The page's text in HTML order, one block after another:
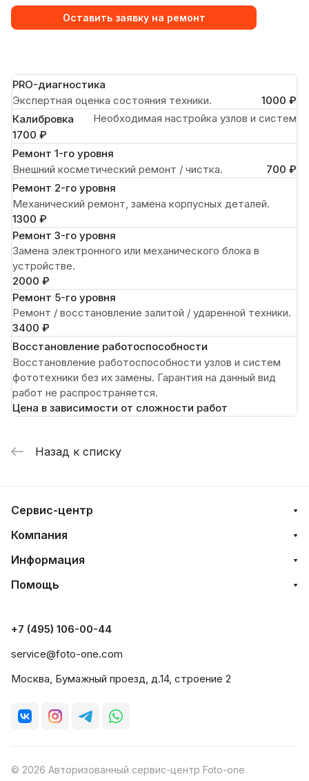
Оставить заявку на ремонт
PRO-диагностика
Экспертная оценка состояния техники.
1000 ₽
Калибровка
Необходимая настройка узлов и систем
1700 ₽
Ремонт 1-го уровня
Внешний косметический ремонт / чистка.
700 ₽
Ремонт 2-го уровня
Механический ремонт, замена корпусных деталей.
1300 ₽
Ремонт 3-го уровня
Замена электронного или механического блока в
устройстве.
2000 ₽
Ремонт 5-го уровня
Ремонт / восстановление залитой / ударенной техники.
3400 ₽
Восстановление работоспособности
Восстановление работоспособности узлов и систем
фототехники без их замены. Гарантия на данный вид
работ не распространяется.
Цена в зависимости от сложности работ
Назад к списку
Сервис-центр
Компания
Информация
Помощь
+7 (495) 106-00-44
service@foto-one.com
Москва, Бумажный проезд, д.14, строение 2
© 2026 Авторизованный сервис-центр Foto-one